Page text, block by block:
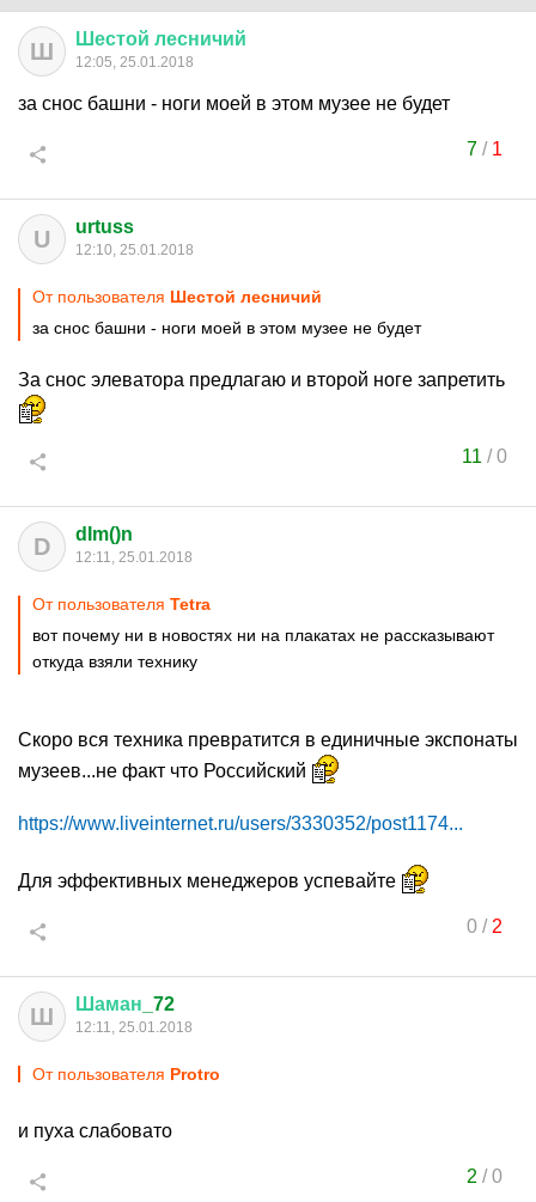
Ш Шестой лесничий
12:05, 25.01.2018
за снос башни - ноги моей в этом музее не будет
7/ 1
U urtuss
12:10, 25.01.2018
От пользователя Шестой лесничий
за снос башни - ноги моей в этом музее не будет
За снос элеватора предлагаю и второй ноге запретить
11 /0
D dIm()n
12:11, 25.01.2018
От пользователя Tetra
вот почему ни в новостях ни на плакатах не рассказывают
откуда взяли технику
Скоро вся техника превратится в единичные экспонаты
музеев...не факт что Российский
https://www.liveinternet.ru/users/3330352/post1174...
Для эффективных менеджеров успевайте
0/ 2
Ш Шаман _72
12:11, 25.01.2018
От пользователя Protro
и пуха слабовато
2 /0